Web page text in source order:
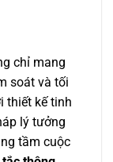
chỉ mang
soát và tối
thiết kế tinh
lý tưởng
tầm cuộc